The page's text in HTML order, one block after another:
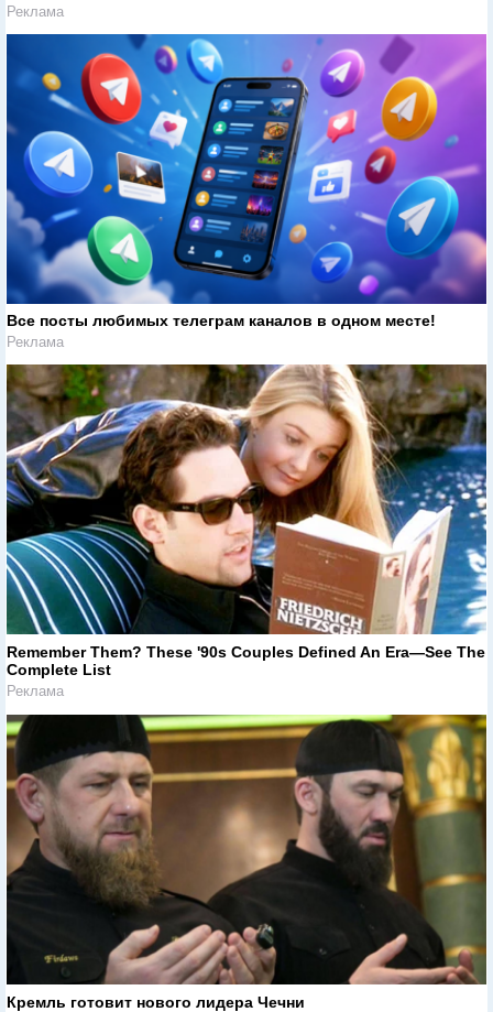
Реклама
Все посты любимых телеграм каналов в одном месте!
Реклама
Remember Them? These '90s Couples Defined An Era—See The
Complete List
Реклама
Кремль готовит нового лидера Чечни